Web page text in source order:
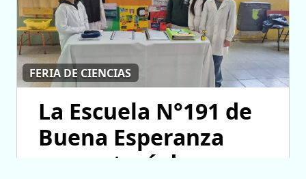
FERIA DE CIENCIAS
La Escuela N°191 de
Buena Esperanza
presentará dos